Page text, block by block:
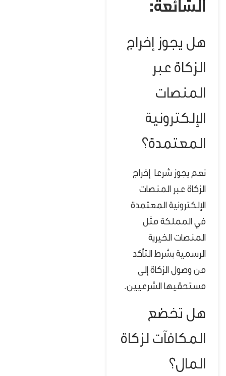
الشائعة:
هل يجوز إخراج
الزكاة عبر
المنصات
الإلكترونية
المعتمدة؟
نعم يجوز شرعا إخراج
الزكاة عبر المنصات
الإلكترونية المعتمدة
في المملكة مثل
المنصات الخيرية
الرسمية بشرط التأكد
من وصول الزكاة إلى
مستحقيها الشرعيين.
هل تخضع
المكافآت لزكاة
المال؟